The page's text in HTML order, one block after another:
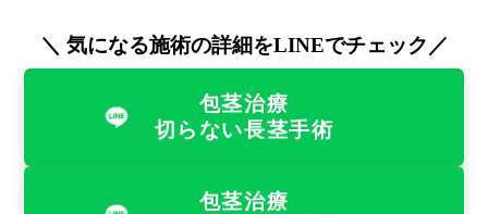
＼ 気になる施術の詳細をLINEでチェック／
包茎治療
切らない長茎手術
包茎治療